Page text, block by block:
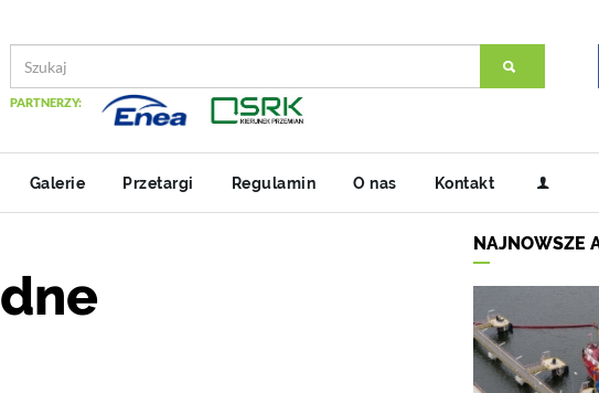
PARTNERZY:
Galerie Przetargi Regulamin O nas Kontakt
NAJNOWSZE